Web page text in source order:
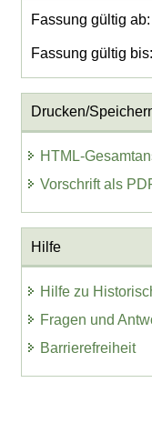
Fassung gültig
Fassung gültig
Drucken/
HTML-
Vorschrift als
Hilfe
Hilfe zu
Fragen und
Barrierefreiheit